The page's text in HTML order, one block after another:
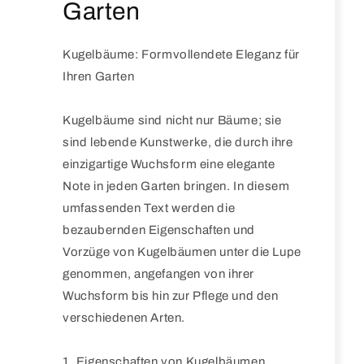
Garten
Kugelbäume: Formvollendete Eleganz für
Ihren Garten
Kugelbäume sind nicht nur Bäume; sie
sind lebende Kunstwerke, die durch ihre
einzigartige Wuchsform eine elegante
Note in jeden Garten bringen. In diesem
umfassenden Text werden die
bezaubernden Eigenschaften und
Vorzüge von Kugelbäumen unter die Lupe
genommen, angefangen von ihrer
Wuchsform bis hin zur Pflege und den
verschiedenen Arten.